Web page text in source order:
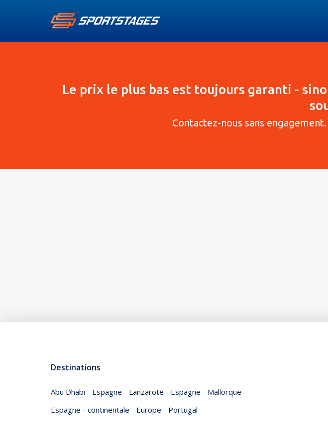
Le prix le plus bas est toujours garanti -
Contactez-nous sans
Destinations
Abu Dhabi Espagne - Lanzarote
Espagne - Mallorque
Espagne - continentale
Europe Portugal